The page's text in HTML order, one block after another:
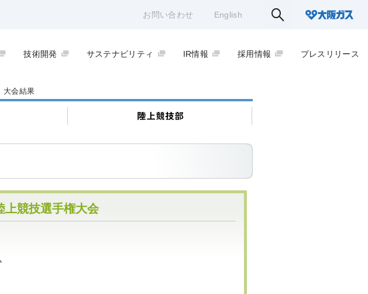
お問い合わせ English
技術開発 サステナビリティ IR情報 採用情報 プレスリリース
大会結果
上競技選手権大会